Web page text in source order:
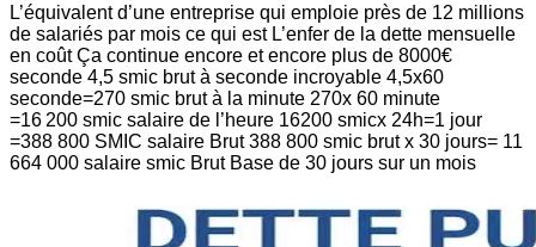
L’équivalent d’une entreprise qui emploie près de 12 millions
de salariés par mois ce qui est L’enfer de la dette mensuelle
en coût Ça continue encore et encore plus de 8000€
seconde 4,5 smic brut à seconde incroyable 4,5x60
seconde=270 smic brut à la minute 270x 60 minute
=16 200 smic salaire de l’heure 16200 smicx 24h=1 jour
=388 800 SMIC salaire Brut 388 800 smic brut x 30 jours= 11
664 000 salaire smic Brut Base de 30 jours sur un mois